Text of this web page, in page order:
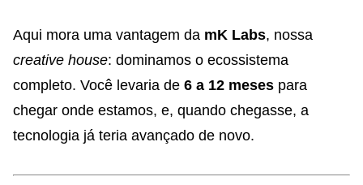
Aqui mora uma vantagem da mK Labs, nossa
creative house: dominamos o ecossistema
completo. Você levaria de 6 a 12 meses para
chegar onde estamos, e, quando chegasse, a
tecnologia já teria avançado de novo.